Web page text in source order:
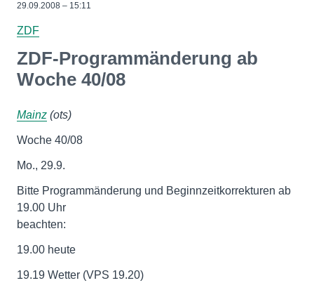
29.09.2008 – 15:11
ZDF
ZDF-Programmänderung ab
Woche 40/08
Mainz (ots)
Woche 40/08
Mo., 29.9.
Bitte Programmänderung und Beginnzeitkorrekturen ab
19.00 Uhr
beachten:
19.00 heute
19.19 Wetter (VPS 19.20)